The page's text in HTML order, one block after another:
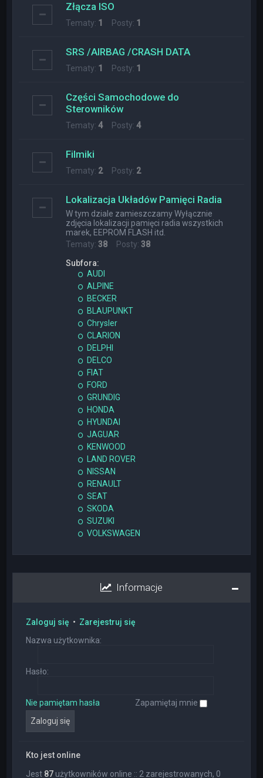
Złącza ISO
Tematy: 1 Posty: 1
SRS /AIRBAG /CRASH DATA
Tematy: 1 Posty: 1
Części Samochodowe do
Sterowników
Tematy:4Posty:4
Filmiki
Tematy: 2Posty: 2
Lokalizacja Układów Pamięci Radia
W tym dziale zamieszczamy Wyłącznie
zdjęcia lokalizacji pamięci radia wszystkich
marek, EEPROM FLASH itd.
Tematy:38 Posty:38
Subfora:
AUDI
ALPINE
BECKER
BLAUPUNKT
Chrysler
CLARION
DELPHI
DELCO
FIAT
FORD
GRUNDIG
HONDA
HYUNDAI
JAGUAR
KENWOOD
LAND ROVER
NISSAN
RENAULT
SEAT
SKODA
SUZUKI
VOLKSWAGEN
Informacje
Zaloguj się • Zarejestruj się
Nazwa użytkownika:
Hasło:
Nie pamiętam hasła Zapamiętaj mnie
Kto jest online
Jest 87 użytkowników online :: 2 zarejestrowanych, 0